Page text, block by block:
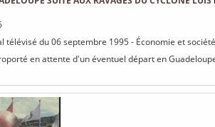
télévisé du 06 septembre 1995 - Économie et
en attente d'un éventuel départ en